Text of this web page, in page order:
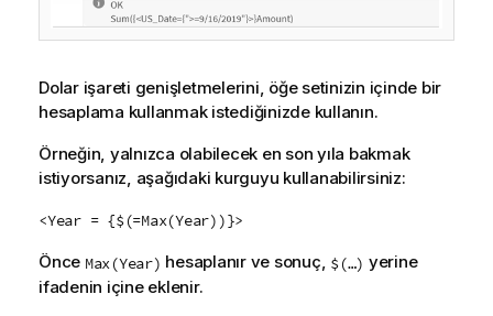
Dolar işareti genişletmelerini, öğe setinizin içinde bir
hesaplama kullanmak istediğinizde kullanın.
Örneğin, yalnızca olabilecek en son yıla bakmak
istiyorsanız, aşağıdaki kurguyu kullanabilirsiniz:
<Year = {$(=Max(Year))}>
Önce Max(Year) hesaplanır ve sonuç, $(…) yerine
ifadenin içine eklenir.